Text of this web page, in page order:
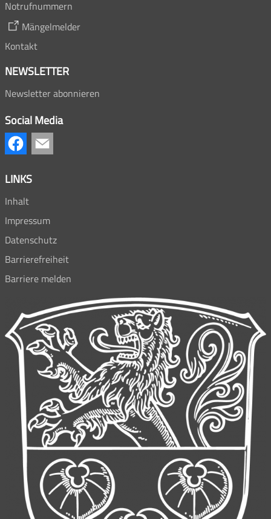
Notrufnummern
Mängelmelder
Kontakt
NEWSLETTER
Newsletter abonnieren
Social Media
LINKS
Inhalt
Impressum
Datenschutz
Barrierefreiheit
Barriere melden